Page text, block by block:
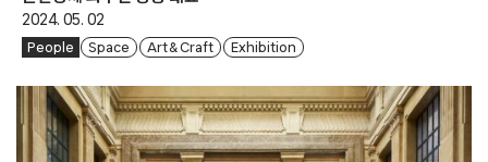
2024. 05. 02
People Space Art & Craft Exhibition